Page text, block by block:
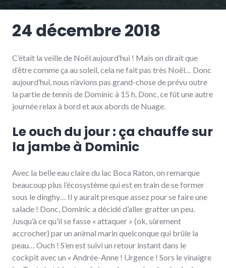
24 décembre 2018
C’était la veille de Noël aujourd’hui ! Mais on dirait que
d’être comme ça au soleil, cela ne fait pas très Noël… Donc
aujourd’hui, nous n’avions pas grand-chose de prévu outre
la partie de tennis de Dominic à 15 h. Donc, ce fût une autre
journée relax à bord et aux abords de Nuage.
Le ouch du jour : ça chauffe sur
la jambe à Dominic
Avec la belle eau claire du lac Boca Raton, on remarque
beaucoup plus l’écosystème qui est en train de se former
sous le dinghy… Il y aurait presque assez pour se faire une
salade ! Donc, Dominic a décidé d’aller gratter un peu.
Jusqu’à ce qu’il se fasse « attaquer » (ok, sûrement
accrocher) par un animal marin quelconque qui brûle la
peau… Ouch ! S’en est suivi un retour instant dans le
cockpit avec un « Andrée-Anne ! Urgence ! Sors le vinaigre